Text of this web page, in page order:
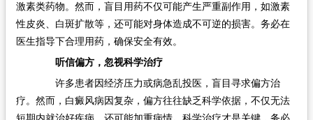
激素类药物。然而，盲目用药不仅可能产生严重副作用，如激素
性皮炎、白斑扩散等，还可能对身体造成不可逆的损害。务必在
医生指导下合理用药，确保安全有效。
听信偏方，忽视科学治疗
许多患者因经济压力或病急乱投医，盲目寻求偏方治
疗。然而，白癜风病因复杂，偏方往往缺乏科学依据，不仅无法